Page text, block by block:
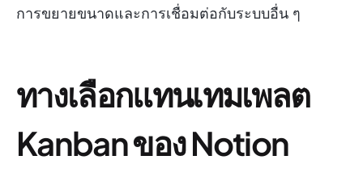
การขยายขนาดและการเชื่อมต่อกับระบบอื่น ๆ
ทางเลือกแทนเทมเพลต
Kanban ของ Notion